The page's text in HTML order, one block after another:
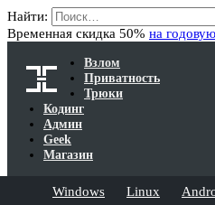
Найти:
Временная скидка 50% на
Взлом
Приватность
Трюки
Кодинг
Админ
Geek
Магазин
Windows Linux